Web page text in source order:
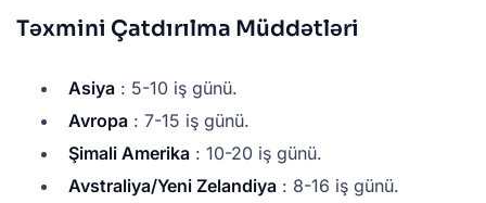
Təxmini Çatdırılma Müddətləri
Asiya : 5-10 iş günü.
Avropa : 7-15 iş günü.
Şimali Amerika : 10-20 iş günü.
Avstraliya/Yeni Zelandiya : 8-16 iş günü.